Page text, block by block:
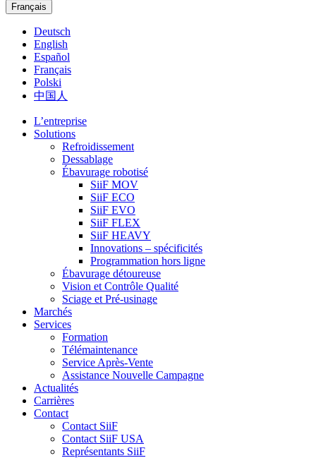
Français
Deutsch
English
Español
Français
Polski
中国人
L’entreprise
Solutions
Refroidissement
Dessablage
Ébavurage robotisé
SiiF MOV
SiiF ECO
SiiF EVO
SiiF FLEX
SiiF HEAVY
Innovations – spécificités
Programmation hors ligne
Ébavurage détoureuse
Vision et Contrôle Qualité
Sciage et Pré-usinage
Marchés
Services
Formation
Télémaintenance
Service Après-Vente
Assistance Nouvelle Campagne
Actualités
Carrières
Contact
Contact SiiF
Contact SiiF USA
Représentants SiiF